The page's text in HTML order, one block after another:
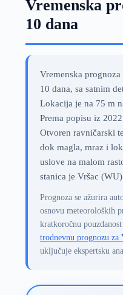
Vremenska
10 dana
Vremenska
10 dana, sa satnim
Lokacija je na 75 m
Prema popisu iz
Otvoren ravničarski
dok magla, mraz i
uslove na malom
stanica je Vršac
Prognoza se ažurira
osnovu meteoroloških
kratkoročnu
trodnevnu prognozu za
uključuje ekspertsku